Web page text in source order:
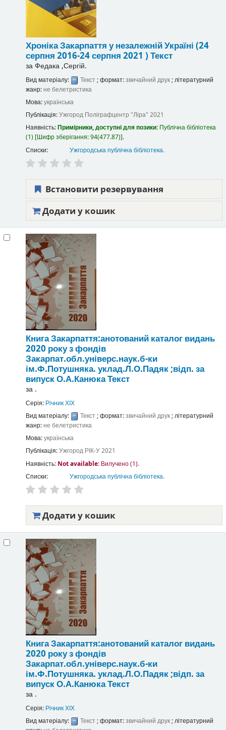
Хроніка Закарпаття у незалежній Україні (24
серпня 2016-24 серпня 2021 ) Текст
заФедака ,Сергій.
Вид матеріалу: Текст; формат:звичайний друк; літературний
жанр: не белетристика
Мова:українська
Публікація:Ужгород Поліграфцентр "Ліра" 2021
Наявність:Примірники, доступні для позики: Публічна бібліотека
(1) Шифр зберігання:94(477.87) .
Списки:
Ужгородська публічна бібліотека.
Встановити резервування
Додати у кошик
Книга Закарпаття:анотований каталог видань
2020 року з фондів
Закарпат.обл.універс.наук.б-ки
ім.Ф.Потушняка. уклад.Л.О.Падяк ;відп. за
випуск О.А.КанюкаТекст
за .
Серія: Річник ХІХ
Вид матеріалу:
Текст; формат:звичайний друк; літературний
жанр:не белетристика
Мова:українська
Публікація:Ужгород РІК-У2021
Наявність: Not available: Вилучено (1).
Списки:
Ужгородська публічна бібліотека.
Додати у кошик
Книга Закарпаття:анотований каталог видань
2020 року з фондів
Закарпат.обл.універс.наук.б-ки
ім.Ф.Потушняка. уклад.Л.О.Падяк ;відп. за
випуск О.А.КанюкаТекст
за .
Серія: Річник ХІХ
Вид матеріалу:
Текст; формат:звичайний друк; літературний